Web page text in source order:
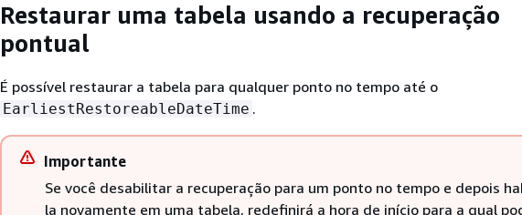
Restaurar uma tabela usando a recuperação
pontual
É possível restaurar a tabela para qualquer ponto no tempo até o
EarliestRestoreableDateTime .
Importante
Se você desabilitar a recuperação para um ponto no tempo e depois
la novamente em uma tabela, redefinirá a hora de início para a qual